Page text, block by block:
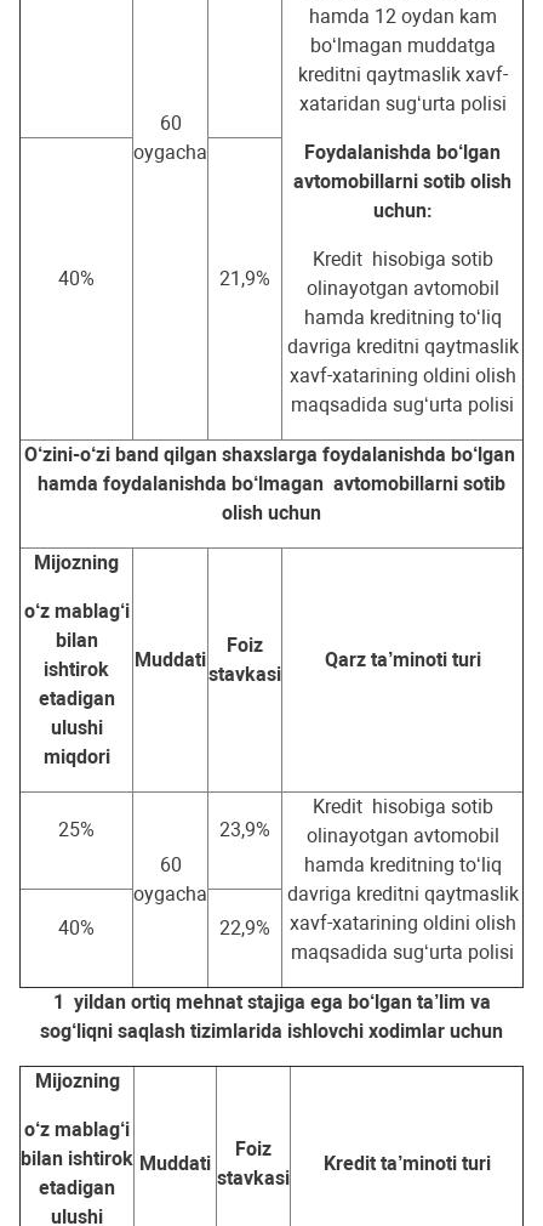
60
oygacha
hamda 12 oydan kam
bo‘lmagan muddatga
kreditni qaytmaslik xavf-
xataridan sug‘urta polisi
Foydalanishda bo‘lgan
avtomobillarni sotib olish
uchun:
Kredit hisobiga sotib
olinayotgan avtomobil
hamda kreditning to‘liq
davriga kreditni qaytmaslik
xavf-xatarining oldini olish
maqsadida sug‘urta polisi
40% 21,9%
O‘zini-o‘zi band qilgan shaxslarga foydalanishda bo‘lgan
hamda foydalanishda bo‘lmagan avtomobillarni sotib
olish uchun
Mijozning
o‘z mablag‘i
bilan
ishtirok
etadigan
ulushi
miqdori
Muddati
Foiz
stavkasi
Qarz ta’minoti turi
25%
60
oygacha
23,9%
Kredit hisobiga sotib
olinayotgan avtomobil
hamda kreditning to‘liq
davriga kreditni qaytmaslik
xavf-xatarining oldini olish
maqsadida sug‘urta polisi
40% 22,9%
1 yildan ortiq mehnat stajiga ega bo‘lgan ta’lim va
sog‘liqni saqlash tizimlarida ishlovchi xodimlar uchun
Mijozning
o‘z mablag‘i
bilan ishtirok
etadigan
ulushi
Muddati
Foiz
stavkasi
Kredit ta’minoti turi